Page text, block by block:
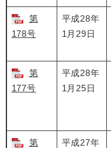
第
178号
平成28年
1月29日
第
177号
平成28年
1月25日
第
平成27年